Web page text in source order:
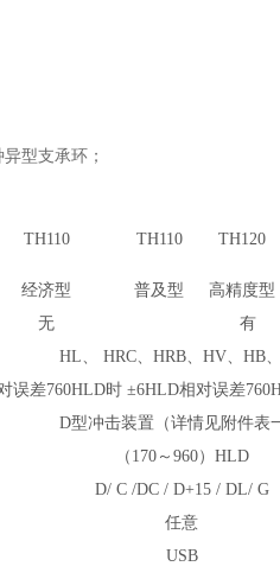
型支承环；
TH110 TH110 TH120
经济型 普及型
高精度型
无
有
HL、 HRC、HRB、HV、HB
误差760HLD时 ±6HLD相对误差
D型冲击装置（详情见附件表
（170～960）HLD
D/ C /DC / D+15 / DL/ G
任意
USB